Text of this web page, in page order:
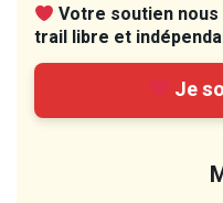
Votre soutien
trail libre et
Je